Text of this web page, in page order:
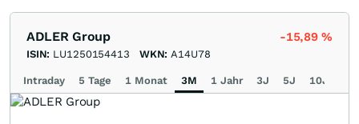
ADLER Group -15,89%
ISIN: LU1250154413 WKN: A14U78
Intraday 5 Tage 1 Monat 3M 1 Jahr 3J 5J 10J